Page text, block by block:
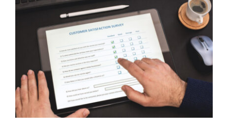
Mengukur Suara Pelanggan:
Mengapa Survei Kepuasan
Pelanggan Menjadi Kunci
Pertumbuhan Bisnis
Berkelanjutan?
Artikel Riset